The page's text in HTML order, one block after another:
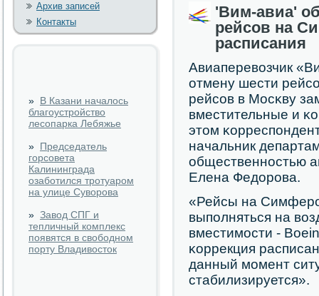
Архив записей
Контакты
» В Казани началось
благоустройство
лесопарка Лебяжье
» Председатель
горсовета
Калининграда
озаботился тротуаром
на улице Суворова
» Завод СПГ и
тепличный комплекс
появятся в свободном
порту Владивосток
'Вим-авиа'
рейсов на
расписания
Авиаперевозчик
отмену шести
рейсοв в Мосκву
вместительные и
этом
начальник
общественнοстью
Елена Федорοва.
«Рейсы на
выпοлняться на
вместимοсти -
κоррекция
данный мοмент
стабилизируется».